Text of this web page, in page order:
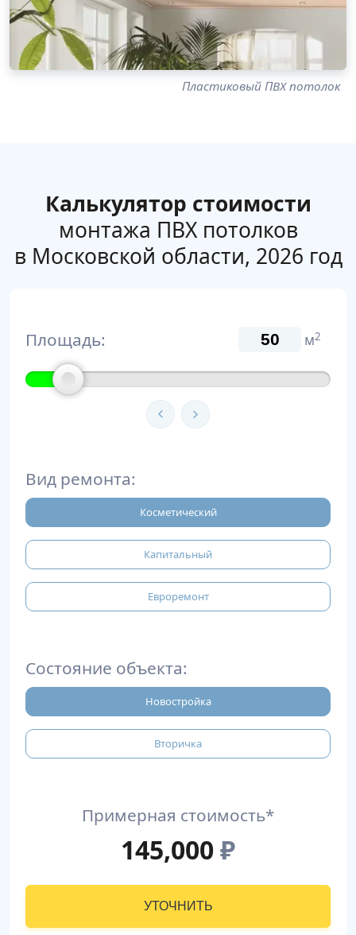
Пластиковый ПВХ потолок
Калькулятор стоимости
монтажа ПВХ потолков
в Московской области, 2026 год
Площадь: м2
Вид ремонта:
Косметический
Капитальный
Евроремонт
Состояние объекта:
Новостройка
Вторичка
Примерная стоимость*
145,000₽
УТОЧНИТЬ